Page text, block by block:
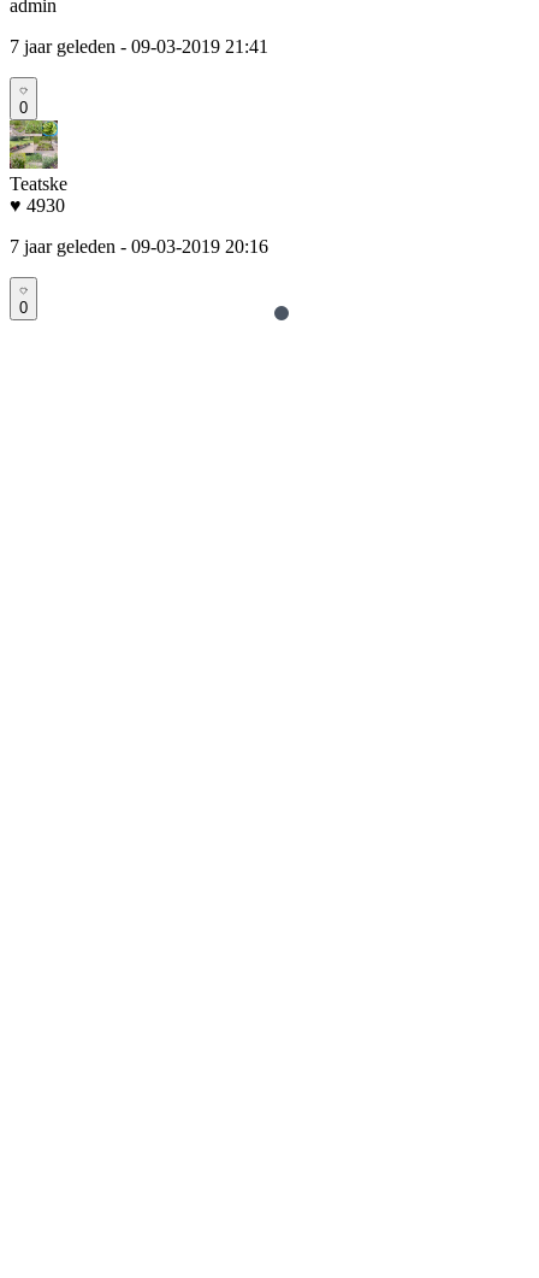
admin
7 jaar geleden - 09-03-2019 21:41
0
Teatske
♥ 4930
7 jaar geleden - 09-03-2019 20:16
0